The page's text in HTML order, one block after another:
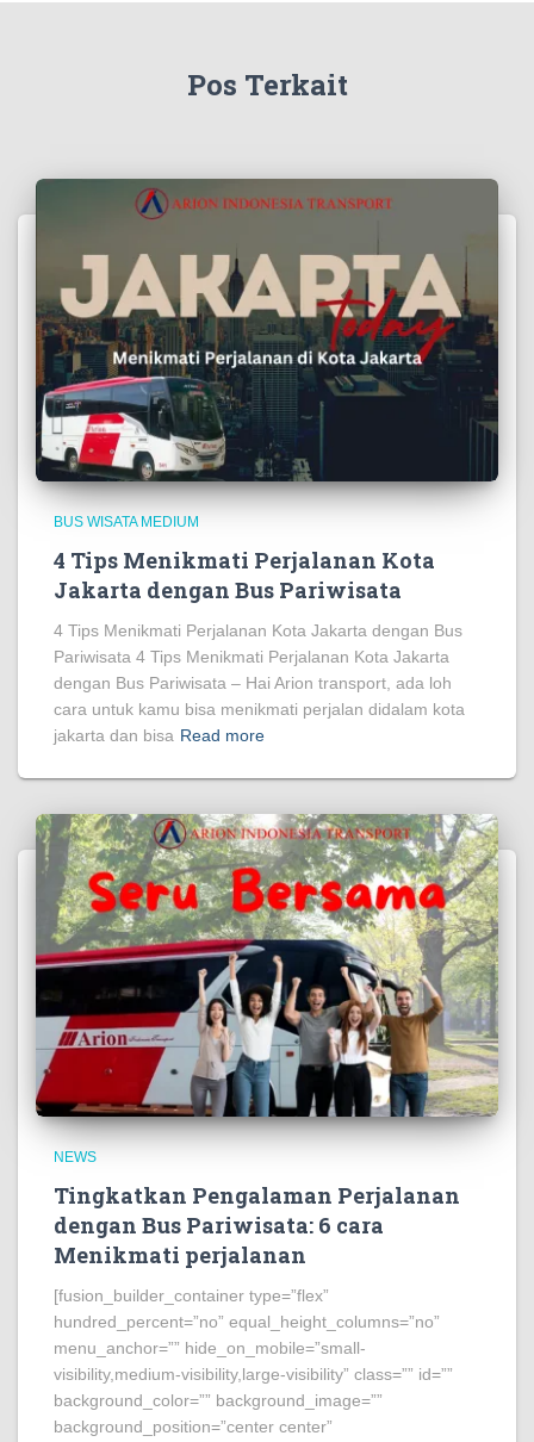
Pos Terkait
BUS WISATA MEDIUM
4 Tips Menikmati Perjalanan Kota
Jakarta dengan Bus Pariwisata
4 Tips Menikmati Perjalanan Kota Jakarta dengan Bus
Pariwisata 4 Tips Menikmati Perjalanan Kota Jakarta
dengan Bus Pariwisata – Hai Arion transport, ada loh
cara untuk kamu bisa menikmati perjalan didalam kota
jakarta dan bisa Read more
NEWS
Tingkatkan Pengalaman Perjalanan
dengan Bus Pariwisata: 6 cara
Menikmati perjalanan
[fusion_builder_container type=”flex”
hundred_percent=”no” equal_height_columns=”no”
menu_anchor=”” hide_on_mobile=”small-
visibility,medium-visibility,large-visibility” class=”” id=””
background_color=”” background_image=””
background_position=”center center”